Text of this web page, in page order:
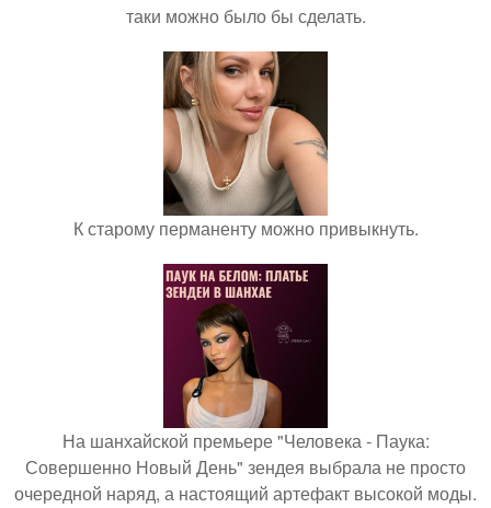
таки можно было бы сделать.
К старому перманенту можно привыкнуть.
На шанхайской премьере "Человека - Паука:
Совершенно Новый День" зендея выбрала не просто
очередной наряд, а настоящий артефакт высокой моды.